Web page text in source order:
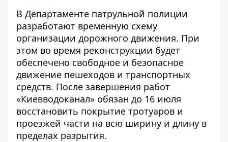
В Департаменте патрульной полиции
разработают временную схему
организации дорожного движения. При
этом во время реконструкции будет
обеспечено свободное и безопасное
движение пешеходов и транспортных
средств. После завершения работ
«Киевводоканал» обязан до 16 июля
восстановить покрытие тротуаров и
проезжей части на всю ширину и длину в
пределах разрытия.